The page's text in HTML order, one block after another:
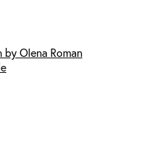
Olena Roman